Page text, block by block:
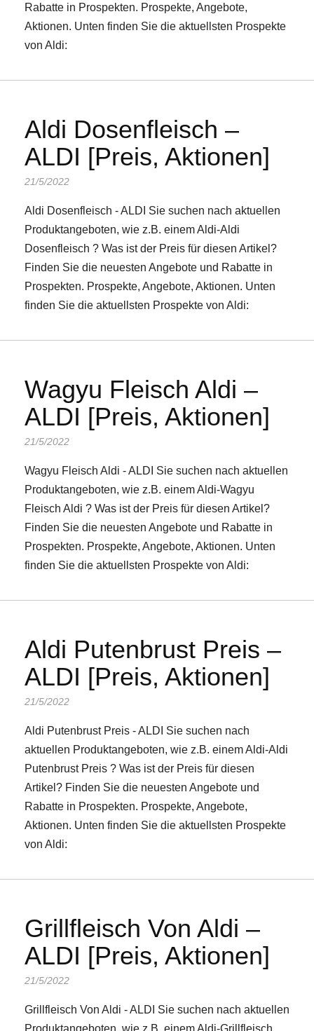
Rabatte in Prospekten. Prospekte, Angebote,
Aktionen. Unten finden Sie die aktuellsten Prospekte
von Aldi:
Aldi Dosenfleisch –
ALDI [Preis, Aktionen]
21/5/2022
Aldi Dosenfleisch - ALDI Sie suchen nach aktuellen
Produktangeboten, wie z.B. einem Aldi-Aldi
Dosenfleisch ? Was ist der Preis für diesen Artikel?
Finden Sie die neuesten Angebote und Rabatte in
Prospekten. Prospekte, Angebote, Aktionen. Unten
finden Sie die aktuellsten Prospekte von Aldi:
Wagyu Fleisch Aldi –
ALDI [Preis, Aktionen]
21/5/2022
Wagyu Fleisch Aldi - ALDI Sie suchen nach aktuellen
Produktangeboten, wie z.B. einem Aldi-Wagyu
Fleisch Aldi ? Was ist der Preis für diesen Artikel?
Finden Sie die neuesten Angebote und Rabatte in
Prospekten. Prospekte, Angebote, Aktionen. Unten
finden Sie die aktuellsten Prospekte von Aldi:
Aldi Putenbrust Preis –
ALDI [Preis, Aktionen]
21/5/2022
Aldi Putenbrust Preis - ALDI Sie suchen nach
aktuellen Produktangeboten, wie z.B. einem Aldi-Aldi
Putenbrust Preis ? Was ist der Preis für diesen
Artikel? Finden Sie die neuesten Angebote und
Rabatte in Prospekten. Prospekte, Angebote,
Aktionen. Unten finden Sie die aktuellsten Prospekte
von Aldi:
Grillfleisch Von Aldi –
ALDI [Preis, Aktionen]
21/5/2022
Grillfleisch Von Aldi - ALDI Sie suchen nach aktuellen
Produktangeboten, wie z.B. einem Aldi-Grillfleisch